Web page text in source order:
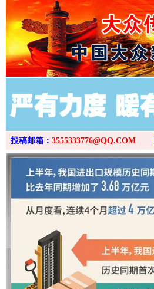
投稿邮箱： 3555333776@QQ.COM